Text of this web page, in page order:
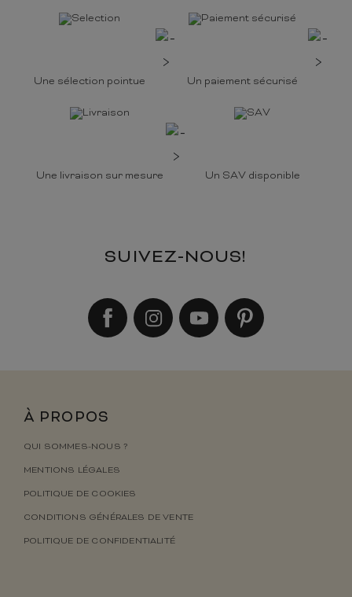
Une sélection pointue Un paiement sécurisé
Une livraison sur mesure Un SAV disponible
SUIVEZ-NOUS!
À PROPOS
QUI SOMMES-NOUS ?
MENTIONS LÉGALES
POLITIQUE DE COOKIES
CONDITIONS GÉNÉRALES DE VENTE
POLITIQUE DE CONFIDENTIALITÉ